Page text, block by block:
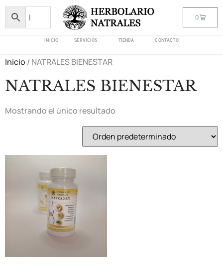
0
INICIO SERVICIOS TIENDA CONTACTO
Inicio / NATRALES BIENESTAR
NATRALES BIENESTAR
Mostrando el único resultado